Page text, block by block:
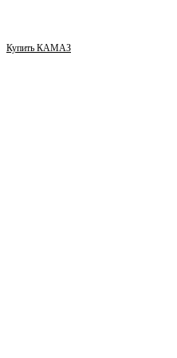
Купить КАМАЗ